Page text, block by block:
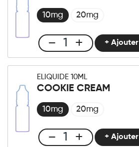
Citron
10mg 20mg
Club
E-
liquide
10ml
Framboise
+ Ajouter
ELIQUIDE 10ML
COOKIE CREAM
10mg 20mg
Club
+ Ajouter